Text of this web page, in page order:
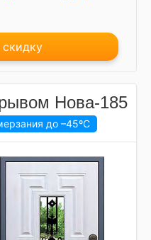
Нова-185
до –45ºC